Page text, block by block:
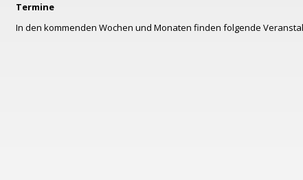
Termine
In den kommenden Wochen und Monaten finden folgende